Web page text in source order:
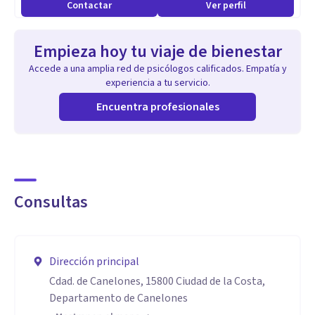
******************************
.- Asesorías OnLine / Entrevistas OnLine
.- Psicología Remota
.- Psicopedagogía Remota
.- Fonoaudiología Remota
​También bajo la misma modalidad tenemos Especialistas
Contactar Ver perfil
Empieza hoy tu viaje de bienestar
Accede a una amplia red de psicólogos calificados. Empatía y
experiencia a tu servicio.
Encuentra profesionales
Consultas
Dirección principal
Cdad. de Canelones, 15800 Ciudad de la Costa,
Departamento de Canelones